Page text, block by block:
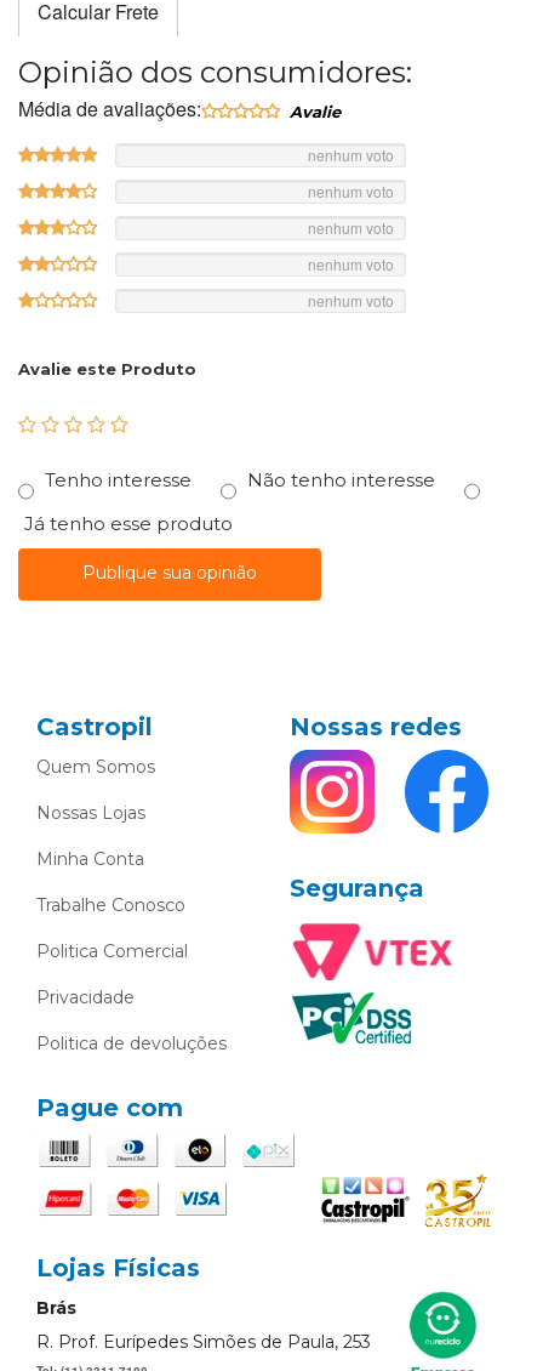
Calcular Frete
Opinião dos consumidores:
Média de avaliações:
nenhum voto
nenhum voto
nenhum voto
nenhum voto
nenhum voto
Avalie este Produto
Tenho interesse
Não tenho interesse
Já tenho esse produto
Publique sua opinião
Castropil
Quem Somos
Nossas Lojas
Minha Conta
Trabalhe Conosco
Politica Comercial
Privacidade
Politica de devoluções
Nossas redes
Segurança
Pague com
Lojas Físicas
Brás
R. Prof. Eurípedes Simões de Paula, 253